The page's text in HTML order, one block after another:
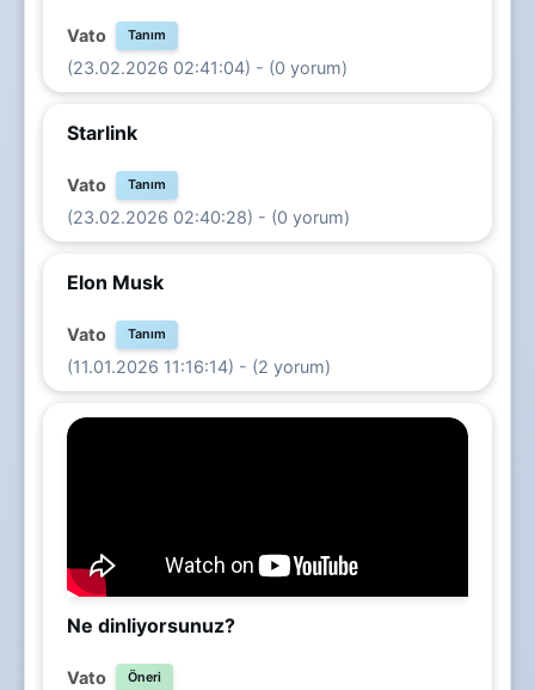
Vato Tanım
(23.02.2026 02:41:04) - (0 yorum)
Starlink
Vato Tanım
(23.02.2026 02:40:28) - (0 yorum)
Elon Musk
Vato Tanım
(11.01.2026 11:16:14) - (2 yorum)
Ne dinliyorsunuz?
Vato Öneri